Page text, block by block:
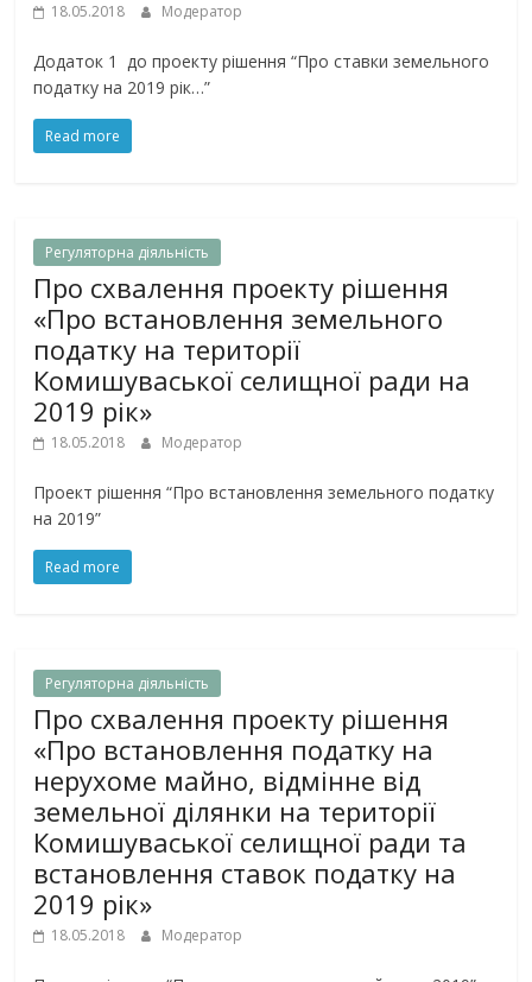
18.05.2018 Модератор
Додаток 1 до проекту рішення “Про ставки земельного
податку на 2019 рік…”
Read more
Регуляторна дiяльнiсть
Про схвалення проекту рішення
«Про встановлення земельного
податку на території
Комишуваської селищної ради на
2019 рік»
18.05.2018 Модератор
Проект рішення “Про встановлення земельного податку
на 2019”
Read more
Регуляторна дiяльнiсть
Про схвалення проекту рішення
«Про встановлення податку на
нерухоме майно, відмінне від
земельної ділянки на території
Комишуваської селищної ради та
встановлення ставок податку на
2019 рік»
18.05.2018 Модератор